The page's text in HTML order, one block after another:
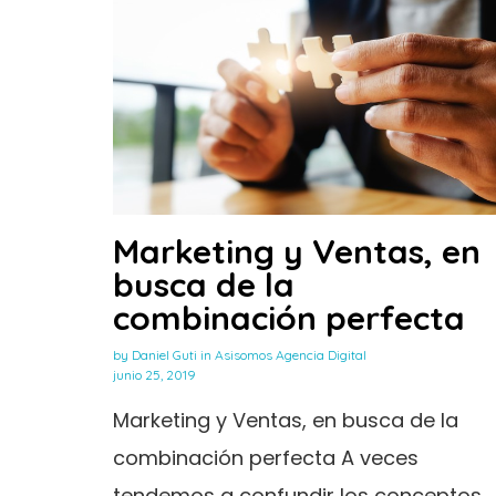
Marketing y Ventas, en
busca de la
combinación perfecta
by Daniel Guti in Asisomos Agencia Digital
junio 25, 2019
Marketing y Ventas, en busca de la
combinación perfecta A veces